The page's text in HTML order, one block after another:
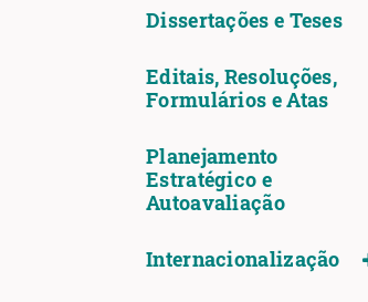
Dissertações e Teses
Editais, Resoluções,
Formulários e Atas
Planejamento
Estratégico e
Autoavaliação
Internacionalização